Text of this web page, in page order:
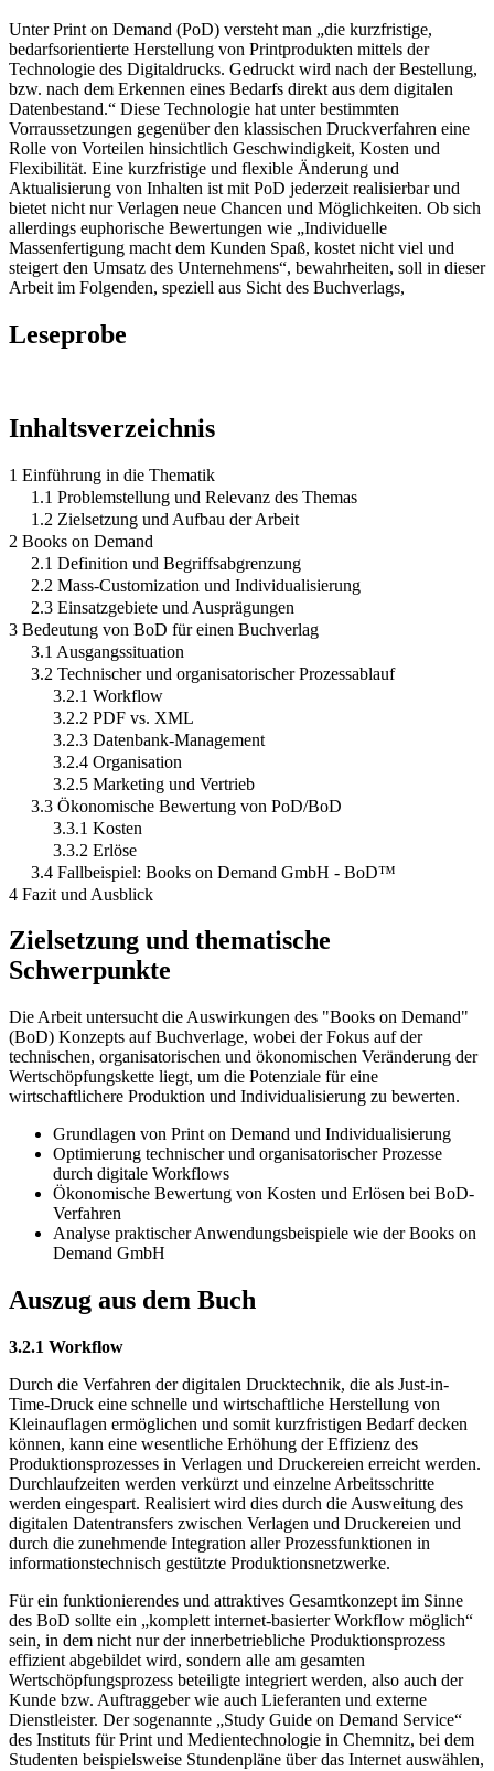
Unter Print on Demand (PoD) versteht man „die kurzfristige,
bedarfsorientierte Herstellung von Printprodukten mittels der
Technologie des Digitaldrucks. Gedruckt wird nach der Bestellung,
bzw. nach dem Erkennen eines Bedarfs direkt aus dem digitalen
Datenbestand.“ Diese Technologie hat unter bestimmten
Vorraussetzungen gegenüber den klassischen Druckverfahren eine
Rolle von Vorteilen hinsichtlich Geschwindigkeit, Kosten und
Flexibilität. Eine kurzfristige und flexible Änderung und
Aktualisierung von Inhalten ist mit PoD jederzeit realisierbar und
bietet nicht nur Verlagen neue Chancen und Möglichkeiten. Ob sich
allerdings euphorische Bewertungen wie „Individuelle
Massenfertigung macht dem Kunden Spaß, kostet nicht viel und
steigert den Umsatz des Unternehmens“, bewahrheiten, soll in dieser
Arbeit im Folgenden, speziell aus Sicht des Buchverlags,
Leseprobe
Inhaltsverzeichnis
1 Einführung in die Thematik
1.1 Problemstellung und Relevanz des Themas
1.2 Zielsetzung und Aufbau der Arbeit
2 Books on Demand
2.1 Definition und Begriffsabgrenzung
2.2 Mass-Customization und Individualisierung
2.3 Einsatzgebiete und Ausprägungen
3 Bedeutung von BoD für einen Buchverlag
3.1 Ausgangssituation
3.2 Technischer und organisatorischer Prozessablauf
3.2.1 Workflow
3.2.2 PDF vs. XML
3.2.3 Datenbank-Management
3.2.4 Organisation
3.2.5 Marketing und Vertrieb
3.3 Ökonomische Bewertung von PoD/BoD
3.3.1 Kosten
3.3.2 Erlöse
3.4 Fallbeispiel: Books on Demand GmbH - BoD™
4 Fazit und Ausblick
Zielsetzung und thematische
Schwerpunkte
Die Arbeit untersucht die Auswirkungen des "Books on Demand"
(BoD) Konzepts auf Buchverlage, wobei der Fokus auf der
technischen, organisatorischen und ökonomischen Veränderung der
Wertschöpfungskette liegt, um die Potenziale für eine
wirtschaftlichere Produktion und Individualisierung zu bewerten.
Grundlagen von Print on Demand und Individualisierung
Optimierung technischer und organisatorischer Prozesse
durch digitale Workflows
Ökonomische Bewertung von Kosten und Erlösen bei BoD-
Verfahren
Analyse praktischer Anwendungsbeispiele wie der Books on
Demand GmbH
Auszug aus dem Buch
3.2.1 Workflow
Durch die Verfahren der digitalen Drucktechnik, die als Just-in-
Time-Druck eine schnelle und wirtschaftliche Herstellung von
Kleinauflagen ermöglichen und somit kurzfristigen Bedarf decken
können, kann eine wesentliche Erhöhung der Effizienz des
Produktionsprozesses in Verlagen und Druckereien erreicht werden.
Durchlaufzeiten werden verkürzt und einzelne Arbeitsschritte
werden eingespart. Realisiert wird dies durch die Ausweitung des
digitalen Datentransfers zwischen Verlagen und Druckereien und
durch die zunehmende Integration aller Prozessfunktionen in
informationstechnisch gestützte Produktionsnetzwerke.
Für ein funktionierendes und attraktives Gesamtkonzept im Sinne
des BoD sollte ein „komplett internet-basierter Workflow möglich“
sein, in dem nicht nur der innerbetriebliche Produktionsprozess
effizient abgebildet wird, sondern alle am gesamten
Wertschöpfungsprozess beteiligte integriert werden, also auch der
Kunde bzw. Auftraggeber wie auch Lieferanten und externe
Dienstleister. Der sogenannte „Study Guide on Demand Service“
des Instituts für Print und Medientechnologie in Chemnitz, bei dem
Studenten beispielsweise Stundenpläne über das Internet auswählen,